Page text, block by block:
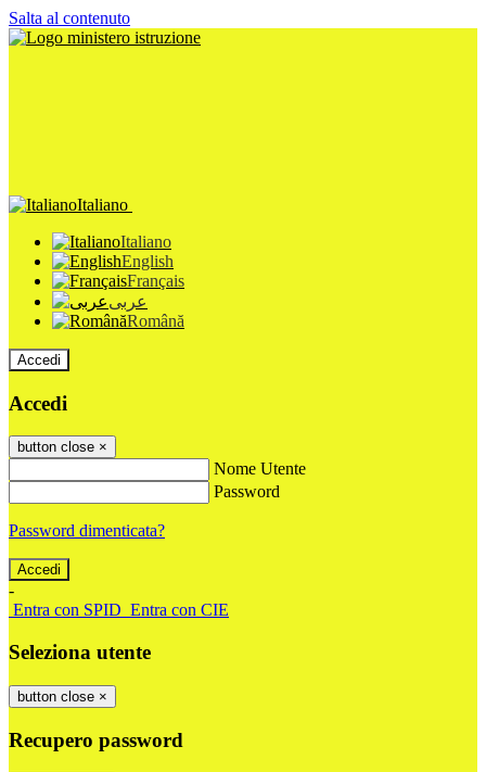
Salta al contenuto
Italiano
Italiano
English
Français
عربى
Română
Accedi
Accedi
button close ×
Nome Utente
Password
Password dimenticata?
-
Entra con SPID Entra con CIE
Seleziona utente
button close ×
Recupero password